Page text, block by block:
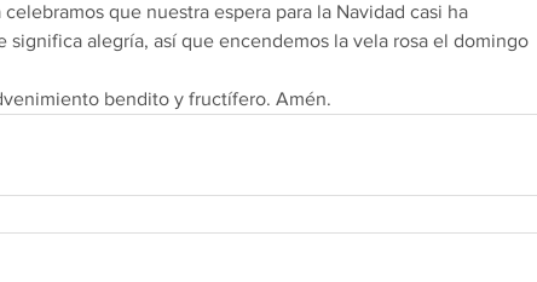
que nuestra espera para la Navidad casi ha
alegría, así que encendemos la vela rosa el domingo
bendito y fructífero. Amén.